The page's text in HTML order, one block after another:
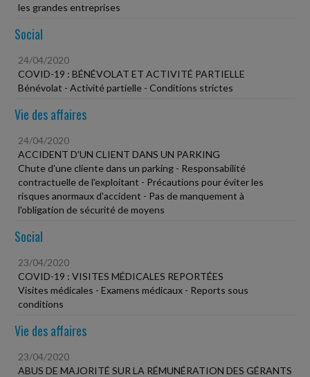
les grandes entreprises
Social
24/04/2020
COVID-19 : BÉNÉVOLAT ET ACTIVITÉ PARTIELLE
Bénévolat - Activité partielle - Conditions strictes
Vie des affaires
24/04/2020
ACCIDENT D'UN CLIENT DANS UN PARKING
Chute d'une cliente dans un parking - Responsabilité
contractuelle de l'exploitant - Précautions pour éviter les
risques anormaux d'accident - Pas de manquement à
l'obligation de sécurité de moyens
Social
23/04/2020
COVID-19 : VISITES MÉDICALES REPORTÉES
Visites médicales - Examens médicaux - Reports sous
conditions
Vie des affaires
23/04/2020
ABUS DE MAJORITÉ SUR LA RÉMUNÉRATION DES GÉRANTS